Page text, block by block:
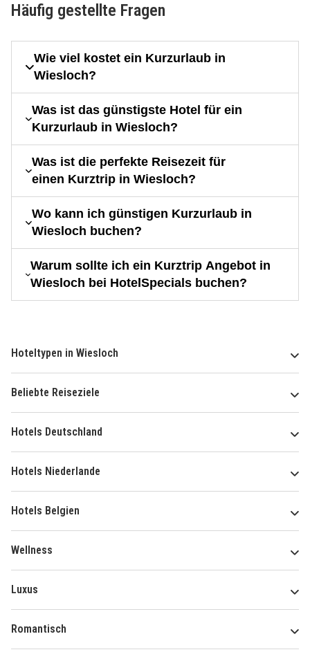
Häufig gestellte Fragen
Wie viel kostet ein Kurzurlaub in
Wiesloch?
Was ist das günstigste Hotel für ein
Kurzurlaub in Wiesloch?
Was ist die perfekte Reisezeit für
einen Kurztrip in Wiesloch?
Wo kann ich günstigen Kurzurlaub in
Wiesloch buchen?
Warum sollte ich ein Kurztrip Angebot in
Wiesloch bei HotelSpecials buchen?
Hoteltypen in Wiesloch
Beliebte Reiseziele
Hotels Deutschland
Hotels Niederlande
Hotels Belgien
Wellness
Luxus
Romantisch